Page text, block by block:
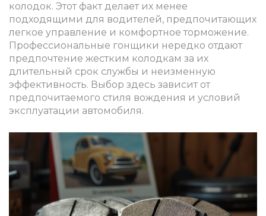
колодок. Этот факт делает их менее
подходящими для водителей, предпочитающих
легкое управление и комфортное торможение.
Профессиональные гонщики нередко отдают
предпочтение жестким колодкам за их
длительный срок службы и неизменную
эффективность. Выбор здесь зависит от
предпочитаемого стиля вождения и условий
эксплуатации автомобиля.